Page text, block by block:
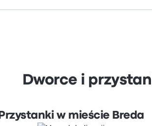
Dworce i
Przystanki w mieście Breda